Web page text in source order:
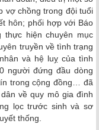
vợ chồng trong đội tuổi
hôn; phối hợp với Báo
thực hiện chuyên mục
truyền về tình trạng
và hệ luỵ của tình
người đứng đầu dòng
trong cộng đồng… đã
về quy mô gia đình
lọc trước sinh và sơ
thống.